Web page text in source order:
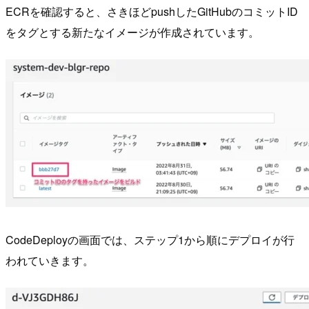
ECRを確認すると、さきほどpushしたGitHubのコミットID
をタグとする新たなイメージが作成されています。
CodeDeployの画面では、ステップ1から順にデプロイが行
われていきます。